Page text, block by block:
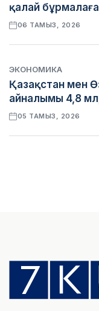
қалай
06 ТАМЫЗ, 2026
ЭКОНОМИКА
Қазақстан мен
айналымы 4,8
05 ТАМЫЗ, 2026
БИЛІК
«Бәйтерек»
кредиттік